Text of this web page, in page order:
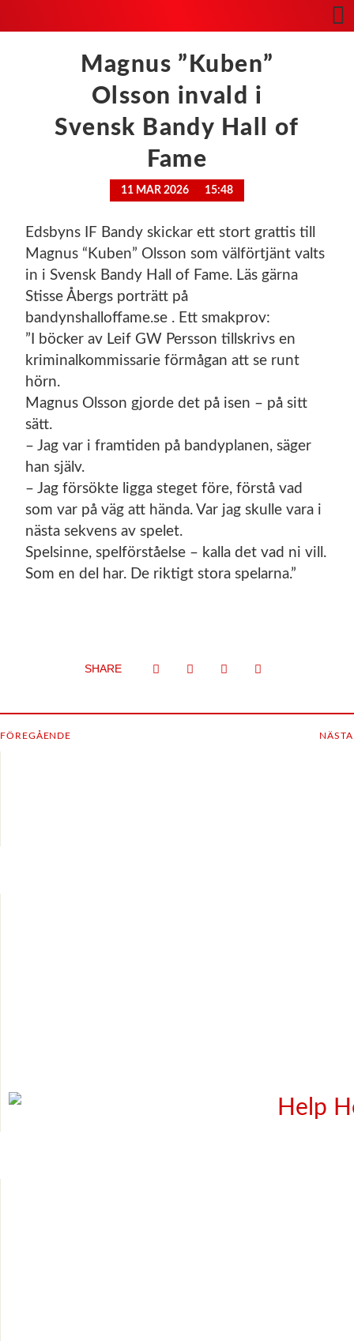
Magnus ”Kuben”
Olsson invald i
Svensk Bandy Hall of
Fame
11 MAR 2026 15:48
Edsbyns IF Bandy skickar ett stort grattis till
Magnus “Kuben” Olsson som välförtjänt valts
in i Svensk Bandy Hall of Fame. Läs gärna
Stisse Åbergs porträtt på
bandynshalloffame.se . Ett smakprov:
”I böcker av Leif GW Persson tillskrivs en
kriminalkommissarie förmågan att se runt
hörn.
Magnus Olsson gjorde det på isen – på sitt
sätt.
– Jag var i framtiden på bandyplanen, säger
han själv.
– Jag försökte ligga steget före, förstå vad
som var på väg att hända. Var jag skulle vara i
nästa sekvens av spelet.
Spelsinne, spelförståelse – kalla det vad ni vill.
Som en del har. De riktigt stora spelarna.”
SHARE
FÖREGÅENDE NÄSTA